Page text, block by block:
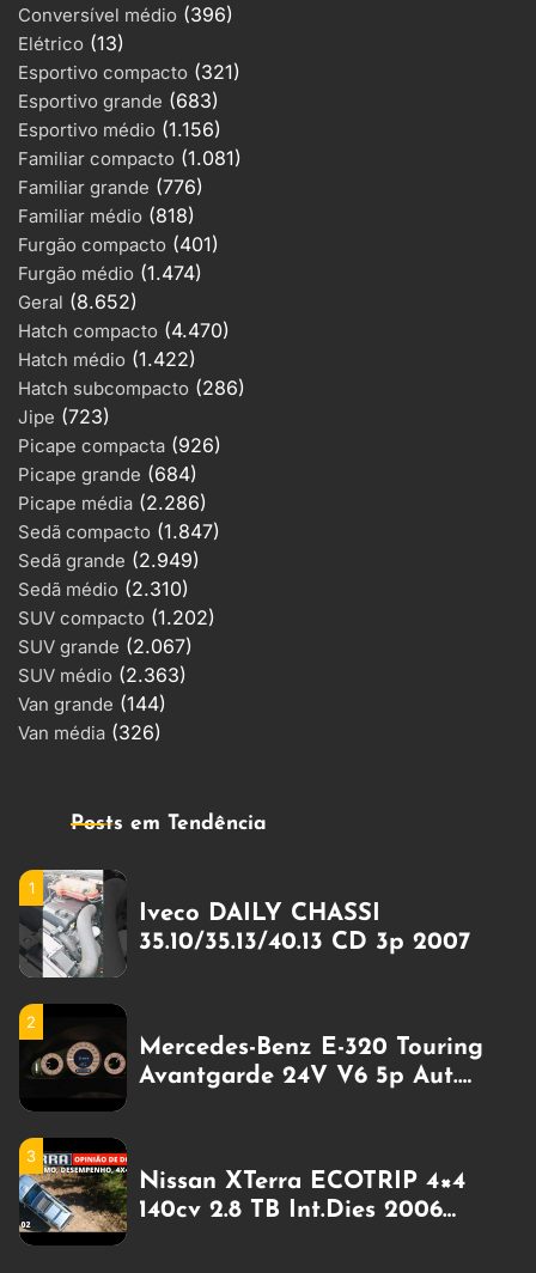
Conversível médio (396)
Elétrico (13)
Esportivo compacto (321)
Esportivo grande (683)
Esportivo médio (1.156)
Familiar compacto (1.081)
Familiar grande (776)
Familiar médio (818)
Furgão compacto (401)
Furgão médio (1.474)
Geral (8.652)
Hatch compacto (4.470)
Hatch médio (1.422)
Hatch subcompacto (286)
Jipe (723)
Picape compacta (926)
Picape grande (684)
Picape média (2.286)
Sedã compacto (1.847)
Sedã grande (2.949)
Sedã médio (2.310)
SUV compacto (1.202)
SUV grande (2.067)
SUV médio (2.363)
Van grande (144)
Van média (326)
Posts em Tendência
2
Mercedes-Benz E-320 Touring
Avantgarde 24V V6 5p Aut.
Zero Km a gasolina
3
Nissan XTerra ECOTRIP 4×4
140cv 2.8 TB Int.Dies 2006
Gasolina
(diesel) 1997
1
Iveco DAILY CHASSI
35.10/35.13/40.13 CD 3p 2007
2
Mercedes-Benz E-320 Touring
Avantgarde 24V V6 5p Aut.
3
Nissan XTerra ECOTRIP 4×4
140cv 2.8 TB Int.Dies 2006